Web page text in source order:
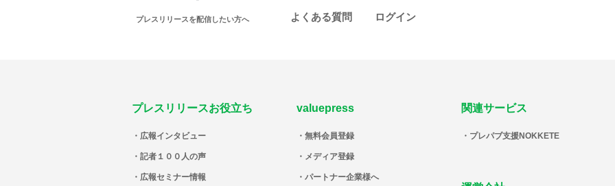
プレスリリースを配信したい方へ よくある質問 ログイン
プレスリリースお役立ち
広報インタビュー
記者１００人の声
広報セミナー情報
valuepress
無料会員登録
メディア登録
パートナー企業様へ
関連サービス
プレパブ支援NOKKETE